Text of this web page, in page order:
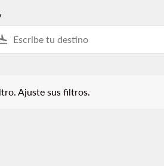
Ajuste sus filtros.